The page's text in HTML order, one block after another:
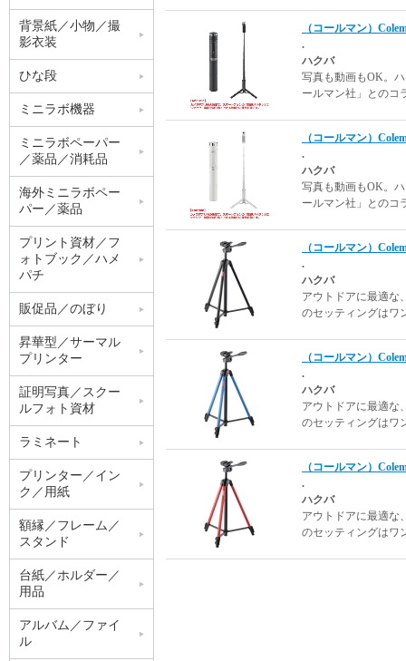
（コールマン）
.
ハクバ
写真も動画もOK。
ールマン社」とのコ
（コールマン）
.
ハクバ
写真も動画もOK。
ールマン社」とのコ
（コールマン）
.
ハクバ
アウトドアに最適な
のセッティングはワ
（コールマン）
.
ハクバ
アウトドアに最適な
のセッティングはワ
（コールマン）
.
ハクバ
アウトドアに最適な
のセッティングはワ
背景紙／小物／撮
影衣装
ひな段
ミニラボ機器
ミニラボペーパー
／薬品／消耗品
海外ミニラボペー
パー／薬品
プリント資材／フ
ォトブック／ハメ
パチ
販促品／のぼり
昇華型／サーマル
プリンター
証明写真／スクー
ルフォト資材
ラミネート
プリンター／イン
ク／用紙
額縁／フレーム／
スタンド
台紙／ホルダー／
用品
アルバム／ファイ
ル